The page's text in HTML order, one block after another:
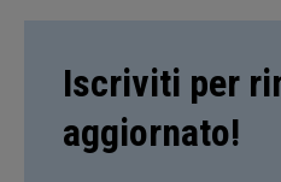
Iscriviti per
aggiornato!